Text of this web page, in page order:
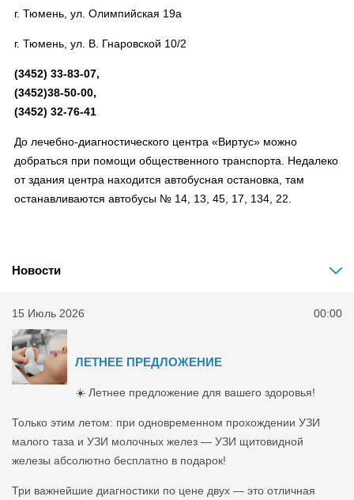
г. Тюмень, ул. Олимпийская 19а
г. Тюмень, ул. В. Гнаровской 10/2
(3452) 33-83-07,
(3452)38-50-00,
(3452) 32-76-41
До лечебно-диагностического центра «Виртус» можно
добраться при помощи общественного транспорта. Недалеко
от здания центра находится автобусная остановка, там
останавливаются автобусы № 14, 13, 45, 17, 134, 22.
Новости
15 Июль 2026 00:00
ЛЕТНЕЕ ПРЕДЛОЖЕНИЕ
☀️ Летнее предложение для вашего здоровья!
Только этим летом: при одновременном прохождении УЗИ
малого таза и УЗИ молочных желез — УЗИ щитовидной
железы абсолютно бесплатно в подарок!
Три важнейшие диагностики по цене двух — это отличная